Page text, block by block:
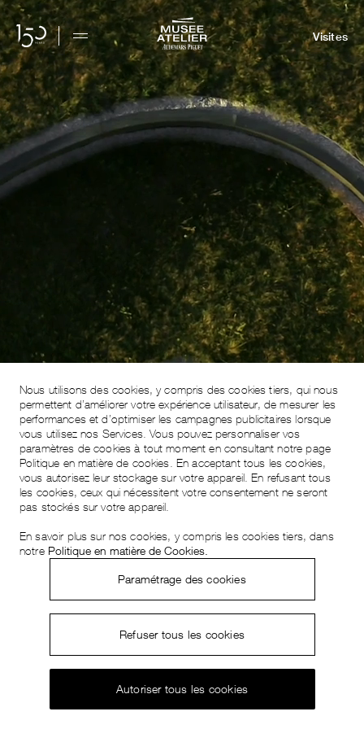
Visites
Decouvrez leMusée Atelier
Nous utilisons des cookies, y compris des cookies tiers, qui nous
permettent d’améliorer votre expérience utilisateur, de mesurer les
performances et d’optimiser les campagnes publicitaires lorsque
vous utilisez nos Services. Vous pouvez personnaliser vos
paramètres de cookies à tout moment en consultant notre page
Politique en matière de cookies. En acceptant tous les cookies,
vous autorisez leur stockage sur votre appareil. En refusant tous
les cookies, ceux qui nécessitent votre consentement ne seront
pas stockés sur votre appareil.
En savoir plus sur nos cookies, y compris les cookies tiers, dans
notre Politique en matière de Cookies.
Paramétrage des cookies
Refuser tous les cookies
Autoriser tous les cookies